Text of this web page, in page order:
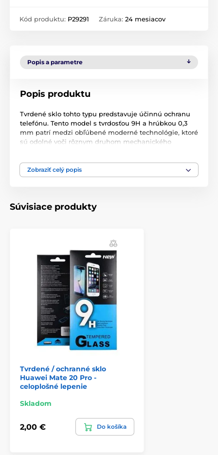
Kód produktu: P29291 Záruka: 24 mesiacov
Popis a parametre
Popis produktu
Tvrdené sklo tohto typu predstavuje účinnú ochranu
telefónu. Tento model s tvrdosťou 9H a hrúbkou 0,3
mm patrí medzi obľúbené moderné technológie, ktoré
sú odolné voči rôznym druhom mechanického
Tento typ ochranného skla priľne celou svojou
Po nalepení tohto ochranného skla sa zachová 100 %
citlivosť displeja na dotyk. Povlak na olejovej báze tiež
Súčasťou balenia je príslušenstvo na jednoduchú
Zobraziť celý popis
Súvisiace produkty
Tvrdené / ochranné sklo
Huawei Mate 20 Pro -
celoplošné lepenie
Skladom
2,00 € Do košíka